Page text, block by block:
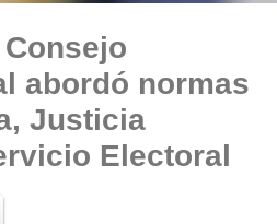
abordó normas
Justicia
Electoral